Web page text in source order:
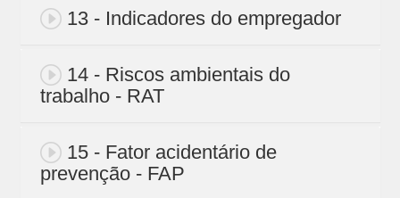
13 - Indicadores do empregador
14 - Riscos ambientais do
trabalho - RAT
15 - Fator acidentário de
prevenção - FAP